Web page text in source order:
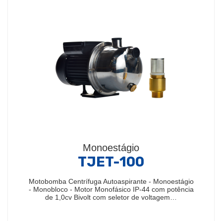
Monoestágio
TJET-100
Motobomba Centrífuga Autoaspirante - Monoestágio
- Monobloco - Motor Monofásico IP-44 com potência
de 1,0cv Bivolt com seletor de voltagem…